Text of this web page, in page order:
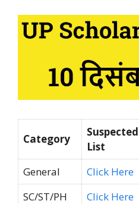
Category
Suspected
List
General
Click Here
SC/ST/PH
Click Here